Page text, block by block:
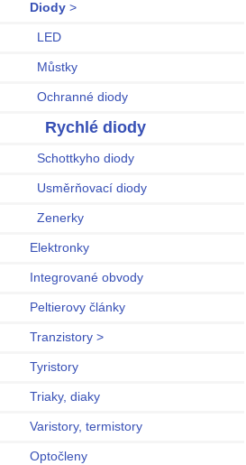
Diody >
LED
Můstky
Ochranné diody
Rychlé diody
Schottkyho diody
Usměrňovací diody
Zenerky
Elektronky
Integrované obvody
Peltierovy články
Tranzistory >
Tyristory
Triaky, diaky
Varistory, termistory
Optočleny